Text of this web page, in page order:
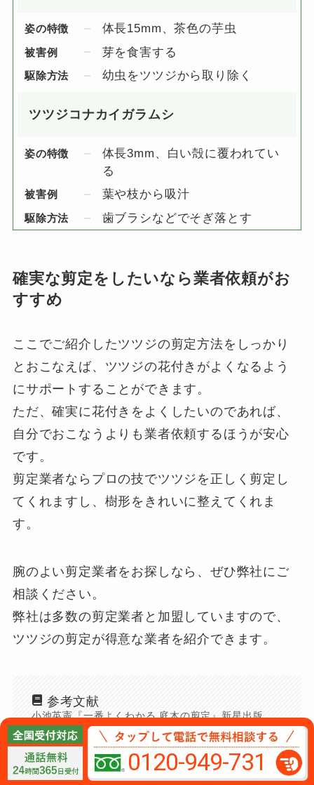
姿の特徴 体長15mm、茶色の芋虫
被害例 芽を食害する
駆除方法 幼虫をツツジから取り除く
ツツジコナカイガラムシ
姿の特徴
体長3mm、白い殻に覆われてい
る
被害例 葉や枝から吸汁
駆除方法 歯ブラシなどでそぎ落とす
確実な剪定をしたいなら業者依頼がお
すすめ
ここでご紹介したツツジの剪定方法をしっかり
とおこなえば、ツツジの花付きがよくなるよう
にサポートすることができます。
ただ、確実に花付きをよくしたいのであれば、
自分でおこなうよりも業者依頼するほうが安心
です。
剪定業者ならプロの技でツツジを正しく剪定し
てくれますし、樹形をきれいに整えてくれま
す。
腕のよい剪定業者をお探しなら、ぜひ弊社にご
相談ください。
弊社は多数の剪定業者と加盟していますので、
ツツジの剪定が得意な業者を紹介できます。
参考文献
小池英憲『一番よくわかる 庭木の剪定』新星出版
社、2017
0120-949-731